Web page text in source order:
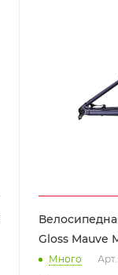
Gloss Mauve
Много